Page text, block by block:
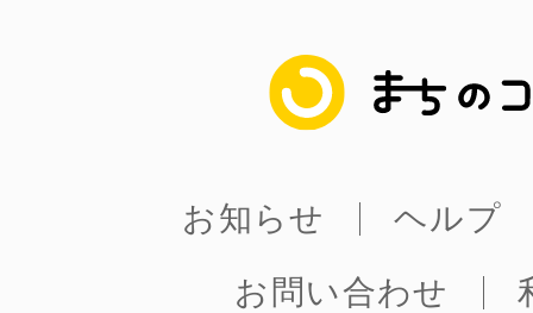
まちのコイン
お知らせ
ヘルプ
お問い合わせ